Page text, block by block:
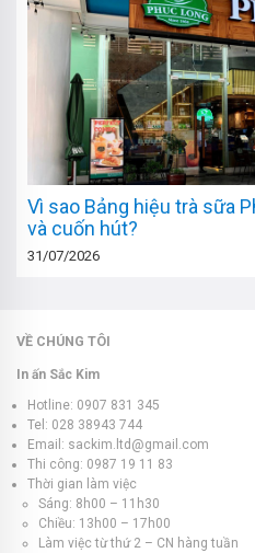
Vì sao Bảng hiệu trà sữa
và cuốn hút?
31/07/2026
VỀ CHÚNG TÔI
In ấn Sắc Kim
Hotline: 0907 831 345
Tel: 028 38943 744
Email: sackim.ltd@gmail.com
Thi công: 0987 19 11 83
Thời gian làm việc
Sáng: 8h00 – 11h30
Chiều: 13h00 – 17h00
Làm việc từ thứ 2 – CN hàng tuần